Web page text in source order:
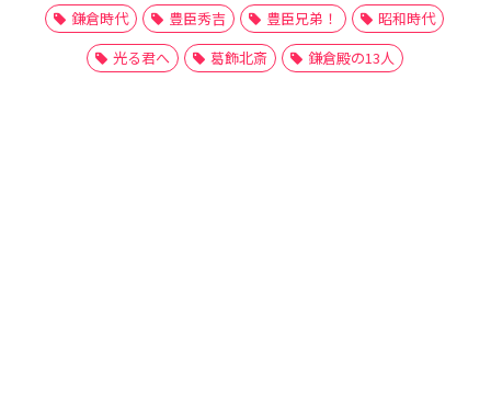
鎌倉時代
豊臣秀吉 豊臣兄弟！
昭和時代
光る君へ
葛飾北斎 鎌倉殿の13人